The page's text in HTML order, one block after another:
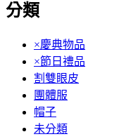
分類
×慶典物品
×節日禮品
割雙眼皮
團體服
帽子
未分類